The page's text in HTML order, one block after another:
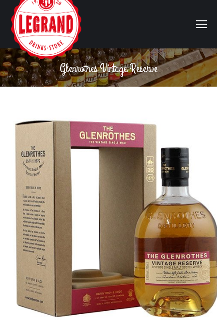
Glenrothes Vintage Reserve
Vous êtes ici :